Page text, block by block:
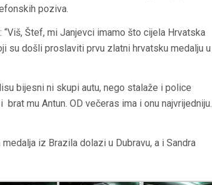
poziva.
Štef, mi Janjevci imamo što cijela Hrvatska
su došli proslaviti prvu zlatni hrvatsku medalju u
bijesni ni skupi autu, nego stalaže i police
mu Antun. OD večeras ima i onu najvrijedniju.
iz Brazila dolazi u Dubravu, a i Sandra